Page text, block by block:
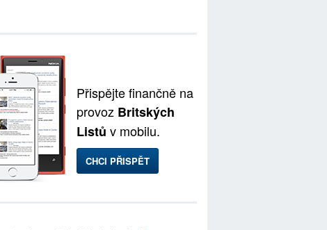
Přispějte finančně na
provoz Britských
Listů v mobilu.
CHCI PŘISPĚT